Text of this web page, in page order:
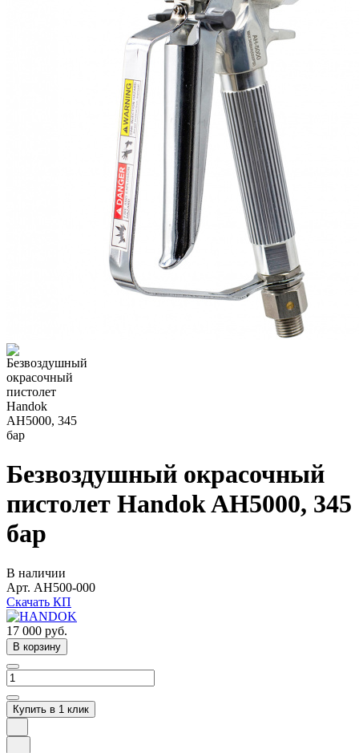
Безвоздушный окрасочный
пистолет Handok AH5000, 345
бар
В наличии
Арт. AH500-000
Скачать КП
17 000 руб.
В корзину
Купить в 1 клик